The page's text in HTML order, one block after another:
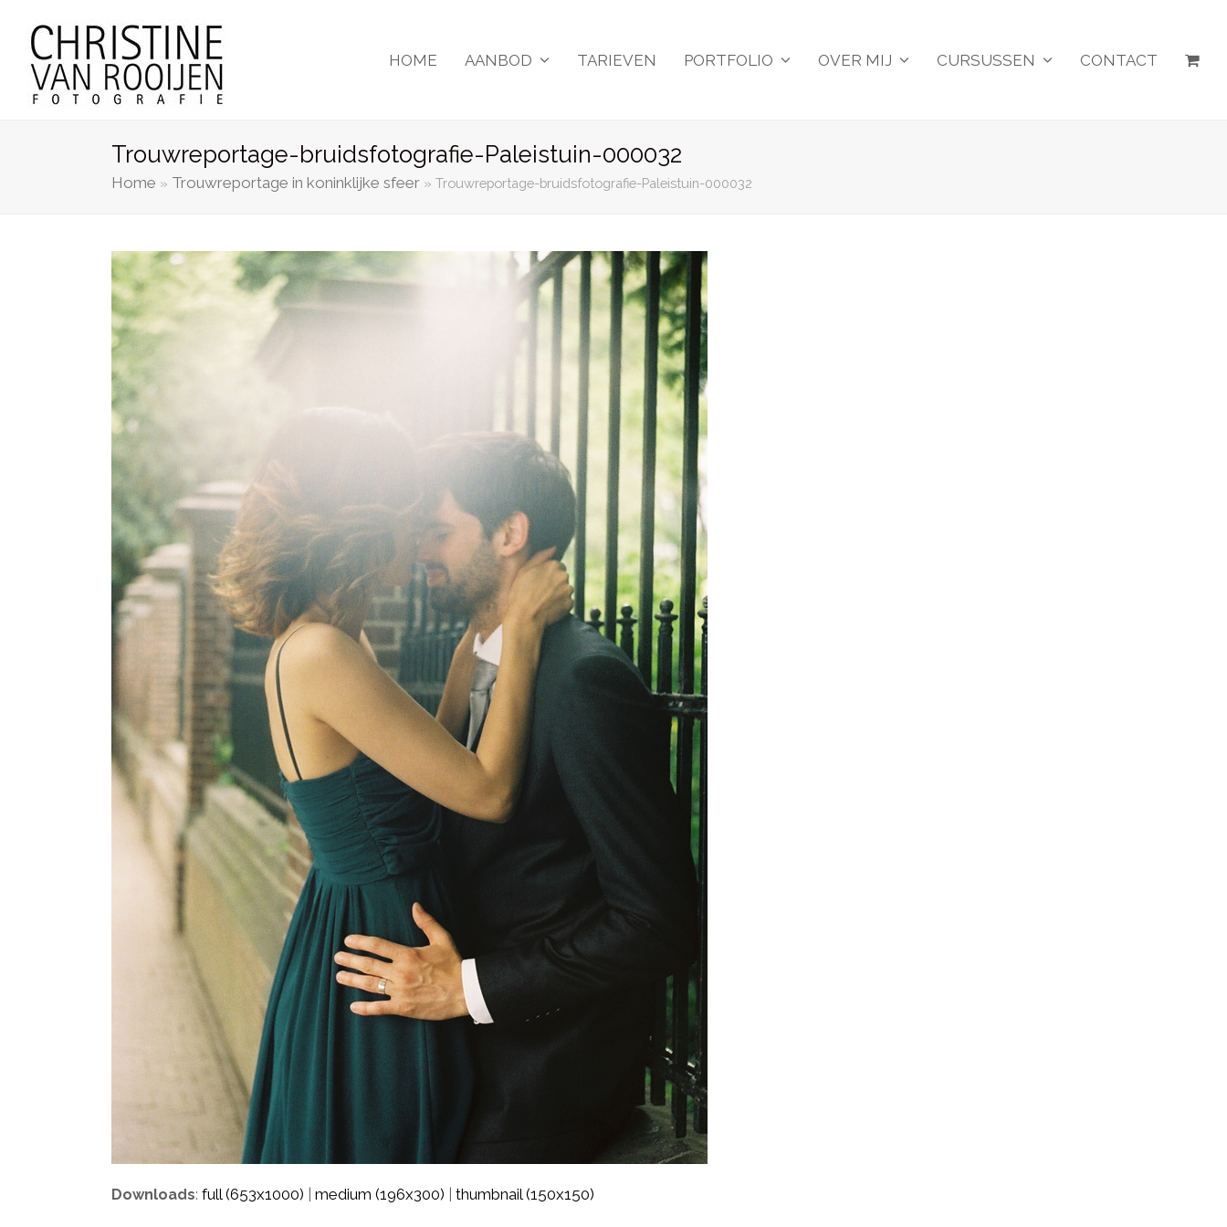
HOME AANBOD TARIEVEN PORTFOLIO OVER MIJ CURSUSSEN CONTACT
Trouwreportage-bruidsfotografie-Paleistuin-000032
Home » Trouwreportage in koninklijke sfeer » Trouwreportage-bruidsfotografie-Paleistuin-000032
Downloads: full (653x1000) medium (196x300) thumbnail (150x150)